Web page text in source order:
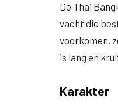
De Thai
vacht die
voorkomen,
is lang en
Karakter